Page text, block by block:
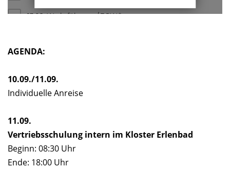
13.09. Werksführung / EGW*
VON
BIS
AGENDA:
10.09./11.09.
Individuelle Anreise
11.09.
Vertriebsschulung intern im Kloster Erlenbad
Beginn: 08:30 Uhr
Ende: 18:00 Uhr